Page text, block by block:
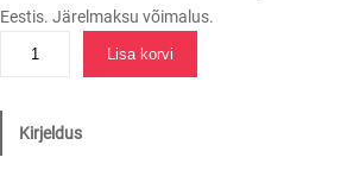
Eestis. Järelmaksu võimalus.
e
Lisa korvi
Kirjeldus